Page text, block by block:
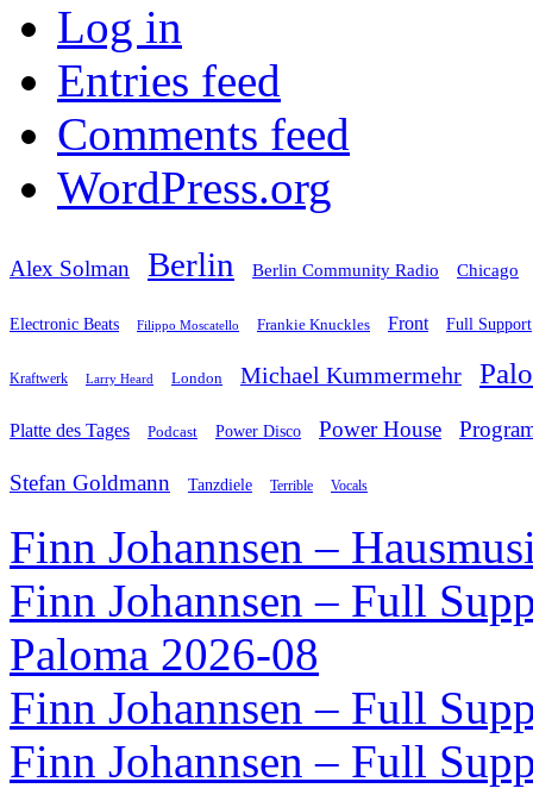
Log in
Entries feed
Comments feed
WordPress.org
Alex Solman Berlin Berlin Community Radio Chicago
Electronic Beats Filippo Moscatello Frankie Knuckles Front Full Support
Kraftwerk Larry Heard London Michael Kummermehr
Platte des Tages Podcast Power Disco Power House
Stefan Goldmann Tanzdiele Terrible Vocals
Finn Johannsen –
Finn Johannsen – Full
Paloma 2026-08
Finn Johannsen – Full
Finn Johannsen – Full